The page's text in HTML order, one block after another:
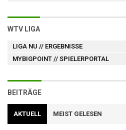
WTV LIGA
LIGA NU // ERGEBNISSE
MYBIGPOINT // SPIELERPORTAL
BEITRÄGE
AKTUELL MEIST GELESEN